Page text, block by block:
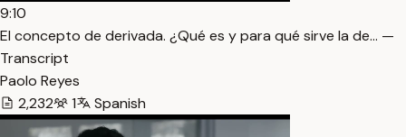
9:10
El concepto de derivada. ¿Qué es y para qué sirve la de… —
Transcript
Paolo Reyes
2,232
1 Spanish